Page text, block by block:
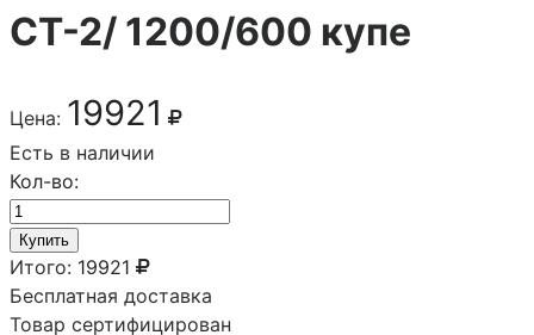
СТ-2/ 1200/600 купе
Цена: 19921
Есть в наличии
Кол-во:
Купить
Итого: 19921
Бесплатная доставка
Товар сертифицирован